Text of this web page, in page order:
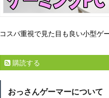
コスパ重視で見た目も良い小型ゲ
購読する
おっさんゲーマーについて